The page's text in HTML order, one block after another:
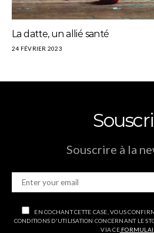
La datte, un allié santé
24 FÉVRIER 2023
Souscrire à la
EN COCHANT CETTE CASE, VOUS
CONDITIONS D'UTILISATION CONCERNANT LE
VIA CE